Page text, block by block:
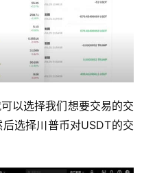
以选择我们想要交易的交
选择川普币对USDT的交